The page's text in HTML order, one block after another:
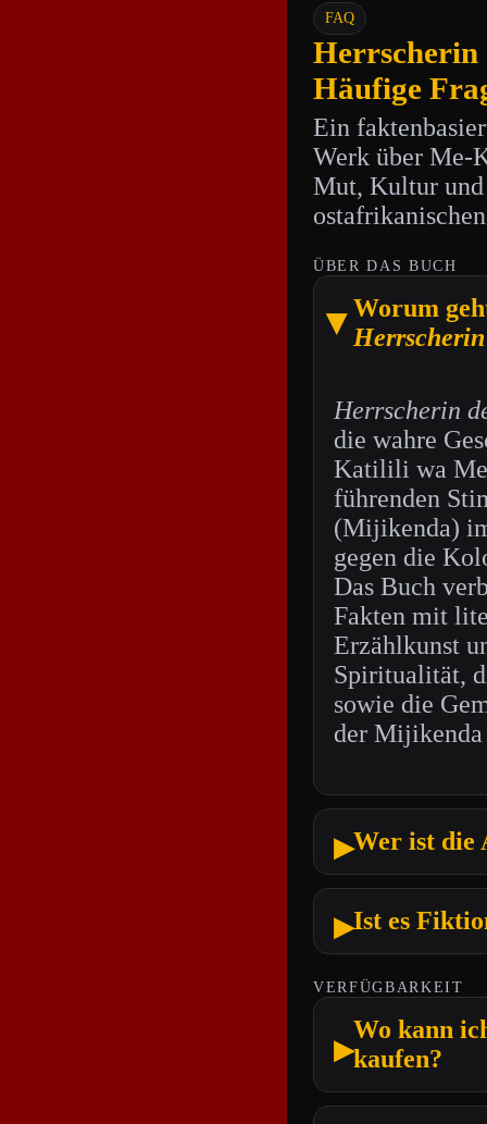
FAQ
Häufige
Ein
Werk über Me-
Mut, Kultur und
ÜBER DAS BUCH
▶
Worum
Herrscherin
die wahre
Katilili wa
führenden
(Mijikenda)
gegen die
Das Buch
Fakten mit
Erzählkunst
Spiritualität,
sowie die
der
▶Wer ist die
▶Ist es
VERFÜGBARKEIT
▶
Wo kann
kaufen?